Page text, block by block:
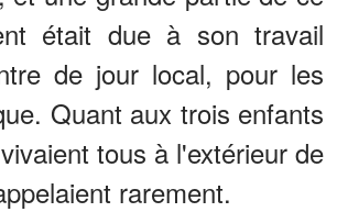
était due à son travail
de jour local, pour les
Quant aux trois enfants
tous à l'extérieur de
rarement.